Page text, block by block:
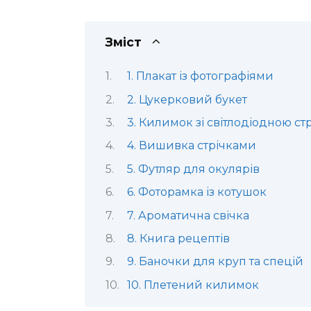
Зміст
1. Плакат із фотографіями
2. Цукерковий букет
3. Килимок зі світлодіодною
4. Вишивка стрічками
5. Футляр для окулярів
6. Фоторамка із котушок
7. Ароматична свічка
8. Книга рецептів
9. Баночки для круп та спецій
10. Плетений килимок